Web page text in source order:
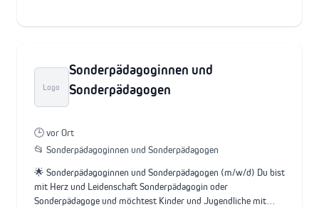
Logo
Sonderpädagoginnen und
Sonderpädagogen
🕒 vor Ort
📂 Sonderpädagoginnen und Sonderpädagogen
🌟 Sonderpädagoginnen und Sonderpädagogen (m/w/d) Du bist
mit Herz und Leidenschaft Sonderpädagogin oder
Sonderpädagoge und möchtest Kinder und Jugendliche mit…